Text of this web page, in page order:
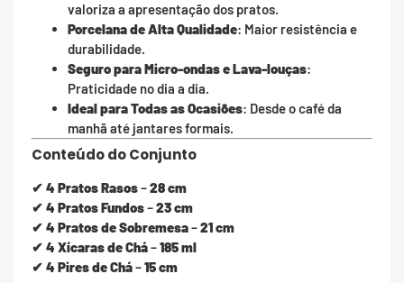
valoriza a apresentação dos pratos.
Porcelana de Alta Qualidade: Maior resistência e
durabilidade.
Seguro para Micro-ondas e Lava-louças:
Praticidade no dia a dia.
Ideal para Todas as Ocasiões: Desde o café da
manhã até jantares formais.
Conteúdo do Conjunto
✔ 4 Pratos Rasos–28 cm
✔ 4 Pratos Fundos–23 cm
✔ 4 Pratos de Sobremesa–21 cm
✔ 4 Xícaras de Chá–185 ml
✔ 4 Pires de Chá–15 cm